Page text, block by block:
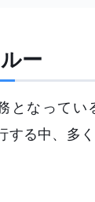
ー
なってい
る中、多